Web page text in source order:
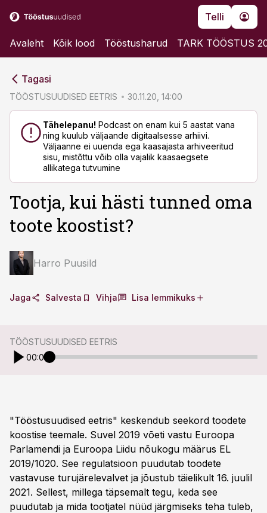
Telli
Avaleht Kõik lood Tööstusharud TARK TÖÖSTUS
Tagasi
TÖÖSTUSUUDISED EETRIS 30.11.20, 14:00
Tähelepanu! Podcast on enam kui 5 aastat vana
ning kuulub väljaande digitaalsesse arhiivi.
Väljaanne ei uuenda ega kaasajasta arhiveeritud
sisu, mistõttu võib olla vajalik kaasaegsete
allikatega tutvumine
Tootja, kui hästi tunned oma
toote koostist?
Harro Puusild
Jaga Salvesta Vihja Lisa lemmikuks
TÖÖSTUSUUDISED EETRIS
00:00
"Tööstusuudised eetris" keskendub seekord toodete
koostise teemale. Suvel 2019 võeti vastu Euroopa
Parlamendi ja Euroopa Liidu nõukogu määrus EL
2019/1020. See regulatsioon puudutab toodete
vastavuse turujärelevalvet ja jõustub täielikult 16. juulil
2021. Sellest, millega täpsemalt tegu, keda see
puudutab ja mida tootjatel nüüd järgmiseks teha tuleb,